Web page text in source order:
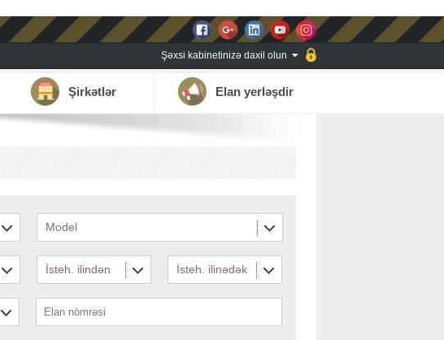
Şəxsi kabinetinizə daxil olun
Şirkətlər Elan yerləşdir
Model
İsteh. ilindən İsteh. ilinədək